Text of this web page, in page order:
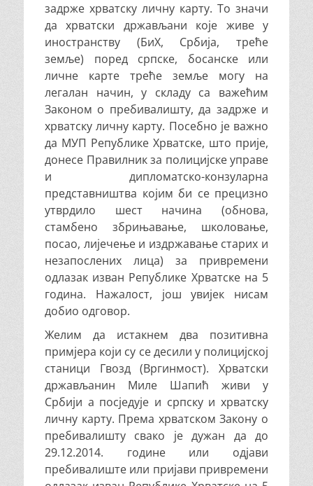
задрже хрватску личну карту. То значи
да хрватски држављани које живе у
иностранству (БиХ, Србија, треће
земље) поред српске, босанске или
личне карте треће земље могу на
легалан начин, у складу са важећим
Законом о пребивалишту, да задрже и
хрватску личну карту. Посебно је важно
да МУП Републике Хрватске, што прије,
донесе Правилник за полицијске управе
и дипломатско-конзуларна
представништва којим би се прецизно
утврдило шест начина (обнова,
стамбено збрињавање, школовање,
посао, лијечење и издржавање старих и
незапослених лица) за привремени
одлазак изван Републике Хрватске на 5
година. Нажалост, још увијек нисам
добио одговор.
Желим да истакнем два позитивна
примјера који су се десили у полицијској
станици Гвозд (Вргинмост). Хрватски
држављанин Миле Шапић живи у
Србији а посједује и српску и хрватску
личну карту. Према хрватском Закону о
пребивалишту свако је дужан да до
29.12.2014. године или одјави
пребивалиште или пријави привремени